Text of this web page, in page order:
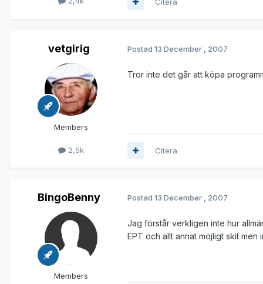
vetgirig
Members
2,5k
Postad 13 December , 2007
Tror inte det går att köpa
Citera
BingoBenny
Members
Postad 13 December , 2007
Jag förstår verkligen inte hur
EPT och allt annat möjligt skit